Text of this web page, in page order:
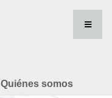
Quiénes somos